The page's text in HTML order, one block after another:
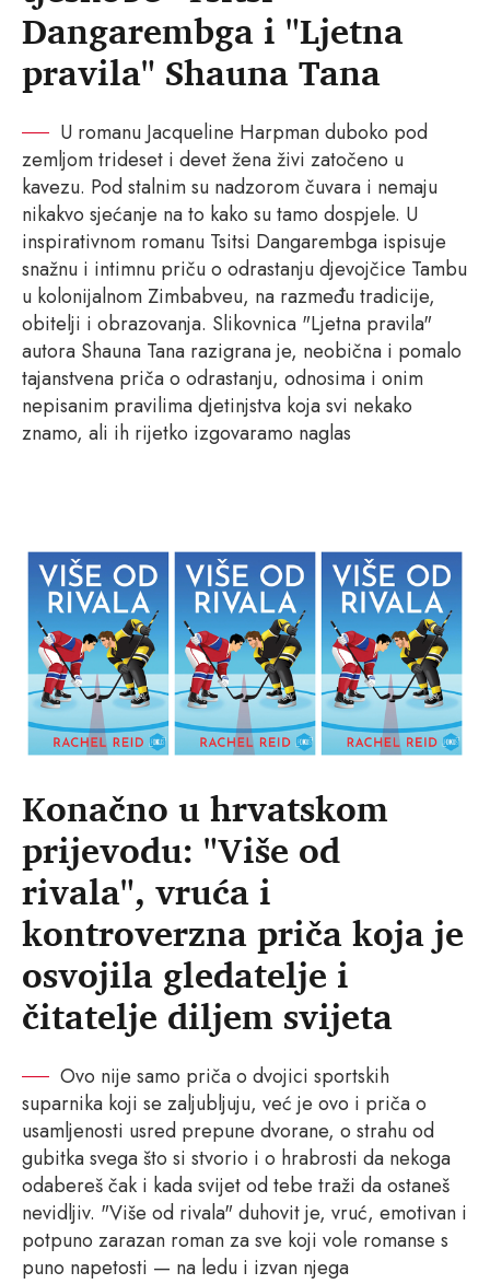
Dangarembga i "Ljetna
pravila" Shauna Tana
U romanu Jacqueline Harpman duboko pod
zemljom trideset i devet žena živi zatočeno u
kavezu. Pod stalnim su nadzorom čuvara i nemaju
nikakvo sjećanje na to kako su tamo dospjele. U
inspirativnom romanu Tsitsi Dangarembga ispisuje
snažnu i intimnu priču o odrastanju djevojčice Tambu
u kolonijalnom Zimbabveu, na razmeđu tradicije,
obitelji i obrazovanja. Slikovnica "Ljetna pravila"
autora Shauna Tana razigrana je, neobična i pomalo
tajanstvena priča o odrastanju, odnosima i onim
nepisanim pravilima djetinjstva koja svi nekako
znamo, ali ih rijetko izgovaramo naglas
Konačno u hrvatskom
prijevodu: "Više od
rivala", vruća i
kontroverzna priča koja je
osvojila gledatelje i
čitatelje diljem svijeta
Ovo nije samo priča o dvojici sportskih
suparnika koji se zaljubljuju, već je ovo i priča o
usamljenosti usred prepune dvorane, o strahu od
gubitka svega što si stvorio i o hrabrosti da nekoga
odabereš čak i kada svijet od tebe traži da ostaneš
nevidljiv. "Više od rivala" duhovit je, vruć, emotivan i
potpuno zarazan roman za sve koji vole romanse s
puno napetosti — na ledu i izvan njega